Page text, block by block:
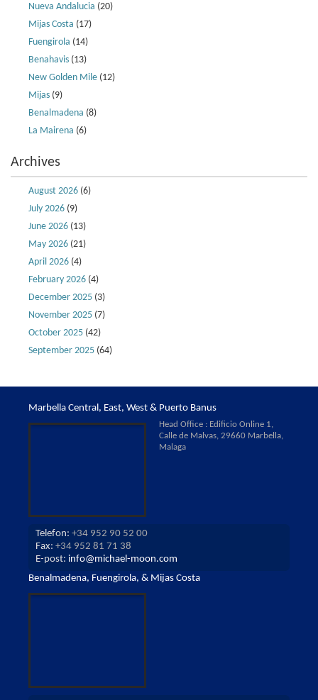
Nueva Andalucia (20)
Mijas Costa (17)
Fuengirola (14)
Benahavis (13)
New Golden Mile (12)
Mijas (9)
Benalmadena (8)
La Mairena (6)
Archives
August 2026 (6)
July 2026 (9)
June 2026 (13)
May 2026 (21)
April 2026 (4)
February 2026 (4)
December 2025 (3)
November 2025 (7)
October 2025 (42)
September 2025 (64)
Marbella Central, East, West & Puerto Banus
Head Office : Edificio Online 1,
Calle de Malvas, 29660 Marbella,
Malaga
Telefon: +34 952 90 52 00
Fax: +34 952 81 71 38
E-post: info@michael-moon.com
Benalmadena, Fuengirola, & Mijas Costa